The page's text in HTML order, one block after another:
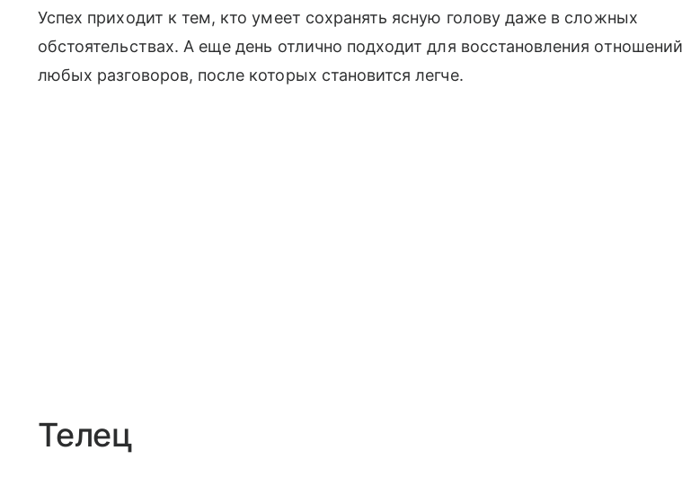
Успех приходит к тем, кто умеет сохранять ясную голову даже в сложных
обстоятельствах. А еще день отлично подходит для восстановления
любых разговоров, после которых становится легче.
Телец